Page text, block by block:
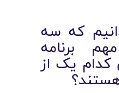
که سه
برنامه
کدام یک از